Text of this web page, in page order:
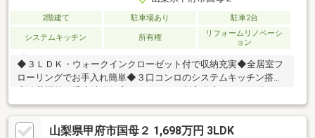
2階建て 駐車場あり 駐車2台
システムキッチン 所有権
リフォームリノベーシ
ョン
◆３ＬＤＫ・ウォークインクローゼット付で収納充実◆全居室フ
ローリングでお手入れ簡単◆３口コンロのシステムキッチン搭載
◆追焚機能・温水洗浄便座・トイレ２ヶ所完備◆モニター付イン
ターホン・省エネ給湯器付き物件の詳細、ご見学のご希望はお気
軽にお問い合わせください！
山梨県甲府市国母２ 1,698万円 3LDK